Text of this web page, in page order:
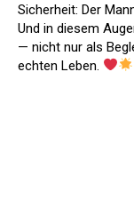
Sicherheit: Der
Und in diesem
— nicht nur als
echten Leben.